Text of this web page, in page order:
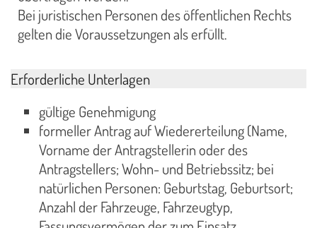
Bei juristischen Personen des öffentlichen Rechts
gelten die Voraussetzungen als erfüllt.
Erforderliche Unterlagen
gültige Genehmigung
formeller Antrag auf Wiedererteilung (Name,
Vorname der Antragstellerin oder des
Antragstellers; Wohn- und Betriebssitz; bei
natürlichen Personen: Geburtstag, Geburtsort;
Anzahl der Fahrzeuge, Fahrzeugtyp,